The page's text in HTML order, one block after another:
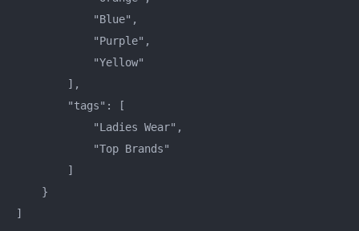
            "Blue",
            "Purple",
            "Yellow"
        ],
        "tags": [
            "Ladies Wear",
            "Top Brands"
        ]
    }
]